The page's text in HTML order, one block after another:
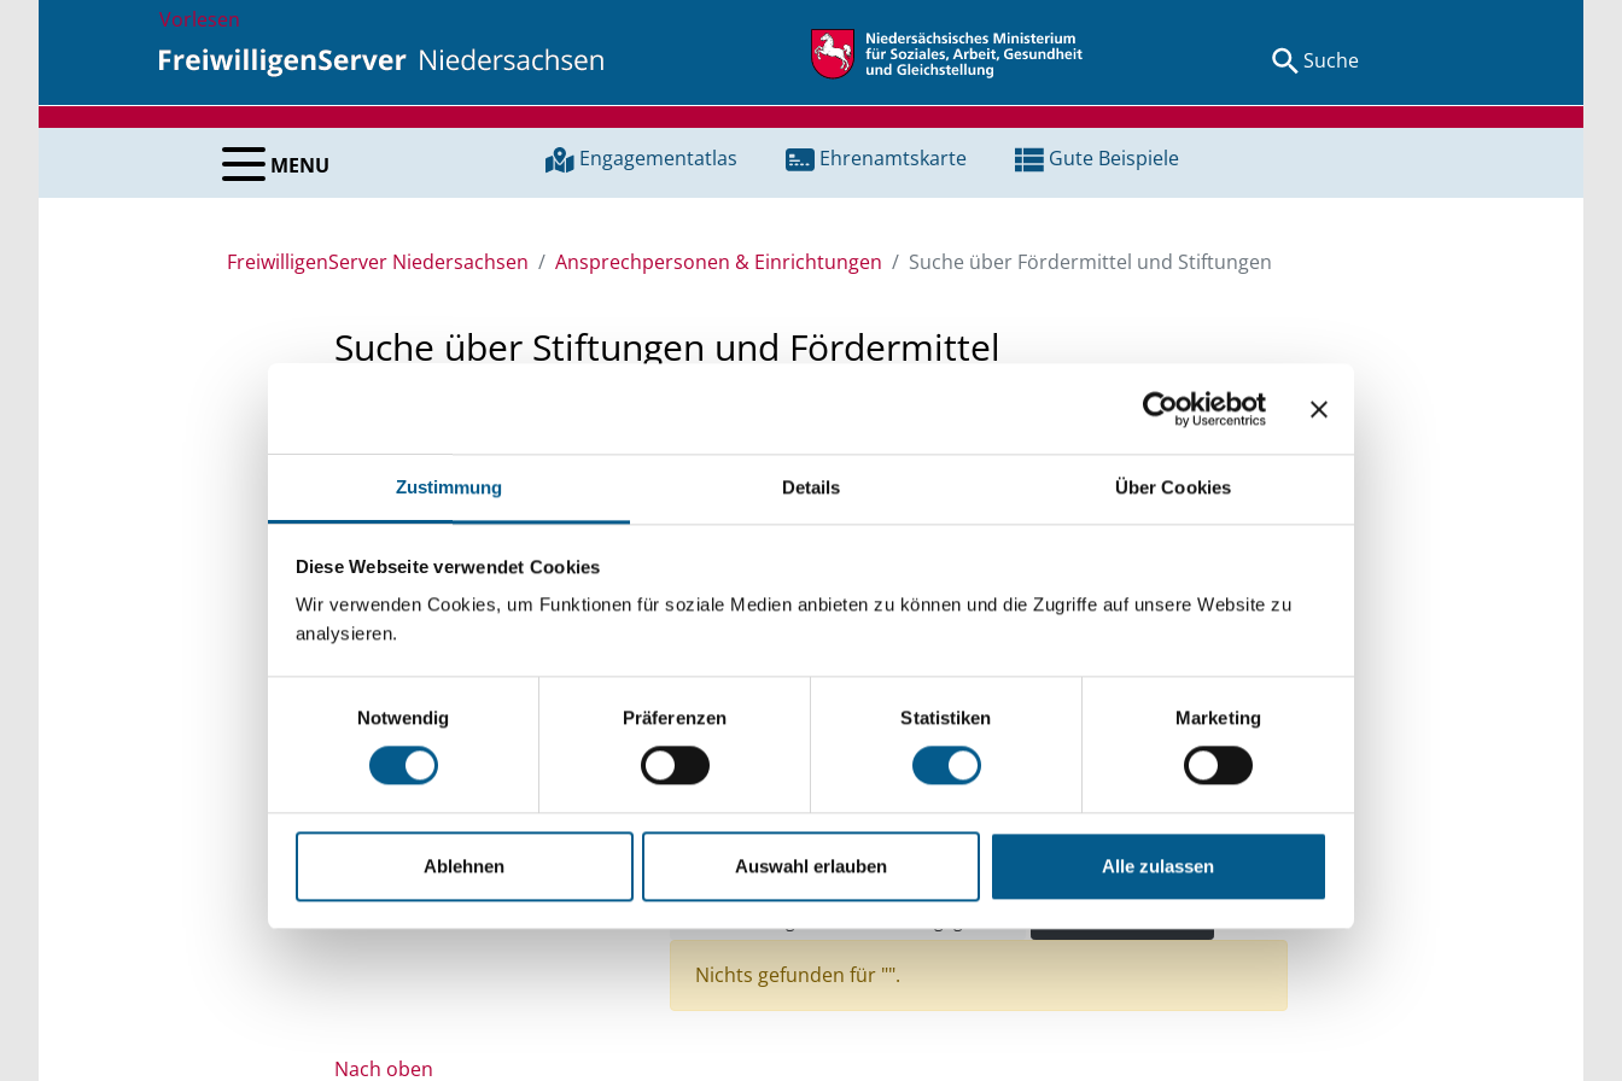
Zustimmung Details Über Cookies
Diese Webseite verwendet Cookies
Wir verwenden Cookies, um Funktionen für soziale Medien anbieten zu können und die Zugriffe auf unsere Website zu
analysieren.
Notwendig
Präferenzen Statistiken Marketing
Ablehnen Auswahl erlauben Alle zulassen
Vorlesen
Suche
MENU Engagementatlas Ehrenamtskarte Gute Beispiele
FreiwilligenServer Niedersachsen Ansprechpersonen & Einrichtungen Suche über Fördermittel und Stiftungen
Suche über Stiftungen und Fördermittel
Sie suchen finanzielle Unterstützung für ein Projekt oder ein Vorhaben? Hier können Sie direkt über
unsere Fördermitteldatenbank und Stiftungsdatenbank recherchieren. Bei der Suche bitte die Groß- und
Kleinschreibung beachten.
Bitte Suchbegriff eingeben. Ergebnisse können durch die Wahl von Bereichen oder Kategorien
verfeinert werden.
Suchen
Aktive Filter:
Themen: Tierschutz
Themen: Denkmalschutz
Themen: Seniorinnen, Senioren & Pflege
Nichts gefunden für "".
Nach oben